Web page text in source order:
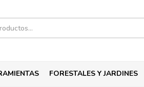
FORESTALES Y JARDINES